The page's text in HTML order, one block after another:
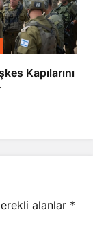
Kapılarını
alanlar *